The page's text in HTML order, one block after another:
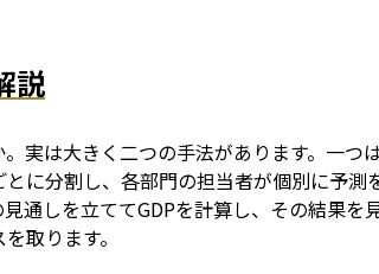
説
実は大きく二つの手法があります。一つ
に分割し、各部門の担当者が個別に予
通しを立ててGDPを計算し、その結果
取ります。